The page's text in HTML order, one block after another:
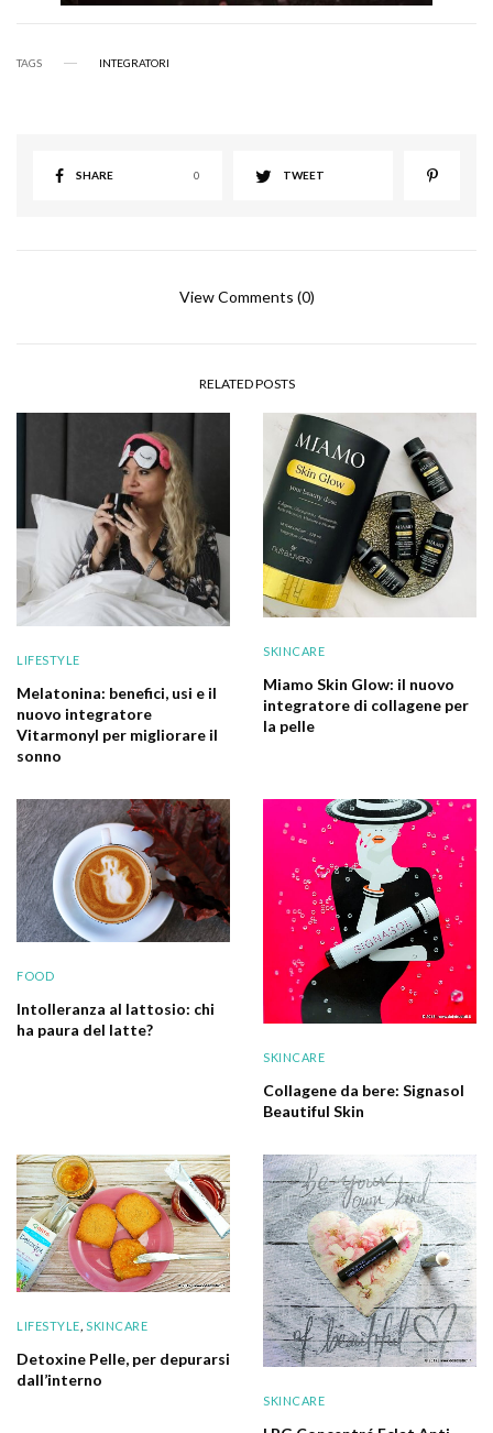
TAGS INTEGRATORI
SHARE 0 TWEET
View Comments (0)
RELATED POSTS
LIFESTYLE
Melatonina: benefici, usi e il
nuovo integratore
Vitarmonyl per migliorare il
sonno
SKINCARE
Miamo Skin Glow: il nuovo
integratore di collagene per
la pelle
FOOD
Intolleranza al lattosio: chi
ha paura del latte?
SKINCARE
Collagene da bere: Signasol
Beautiful Skin
LIFESTYLE,SKINCARE
Detoxine Pelle, per depurarsi
dall’interno
SKINCARE